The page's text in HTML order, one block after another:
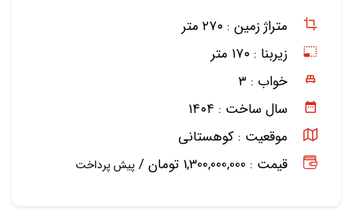
متراژ زمین : ۲۷۰ متر
زیربنا : ۱۷۰ متر
خواب : ۳
سال ساخت : ۱۴۰۴
موقعیت : کوهستانی
قیمت : 1,300,000,000 تومان /
پیش پرداخت